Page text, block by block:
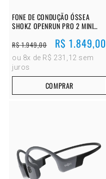
FONE DE CONDUÇÃO ÓSSEA
SHOKZ OPENRUN PRO 2 MINI
Preço
normal
R$ 1.949,00
Preço
promocional
R$ 1.849,00
ou 8x de R$ 231,12 sem
juros
COMPRAR